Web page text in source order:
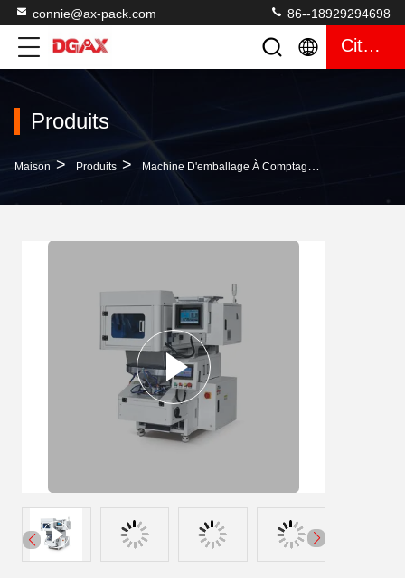
connie@ax-pack.com 86--18929294698
Citation
Produits
Maison > Produits > Machine D'emballage À Comptage Visuel